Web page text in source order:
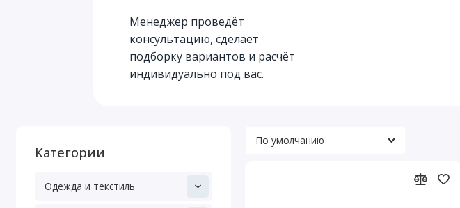
Менеджер проведёт
консультацию, сделает
подборку вариантов и расчёт
индивидуально под вас.
Категории
Одежда и текстиль